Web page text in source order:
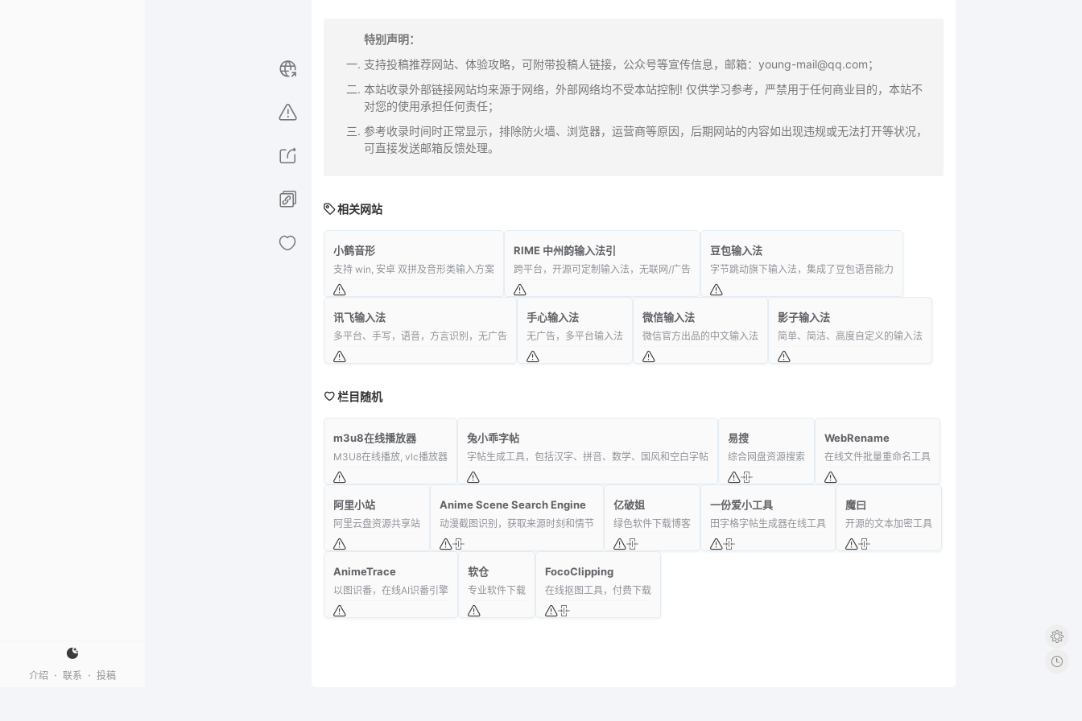
介绍 · 联系 · 投稿
特别声明：
支持投稿推荐网站、体验攻略，可附带投稿人链接，公众号等宣传信息，邮箱：young-mail@qq.com；
本站收录外部链接网站均来源于网络，外部网络均不受本站控制! 仅供学习参考，严禁用于任何商业目的，本站不
对您的使用承担任何责任；
参考收录时间时正常显示，排除防火墙、浏览器，运营商等原因，后期网站的内容如出现违规或无法打开等状况，
可直接发送邮箱反馈处理。
相关网站
小鹤音形
支持 win, 安卓 双拼及音形类输入方案
RIME 中州韵输入法引
跨平台，开源可定制输入法，无联网/广告
豆包输入法
字节跳动旗下输入法，集成了豆包语音能力
讯飞输入法
多平台、手写，语音，方言识别，无广告
手心输入法
无广告，多平台输入法
微信输入法
微信官方出品的中文输入法
影子输入法
简单、简洁、高度自定义的输入法
栏目随机
m3u8在线播放器
M3U8在线播放, vlc播放器
兔小乖字帖
字帖生成工具，包括汉字、拼音、数学、国风和空白字帖
易搜
综合网盘资源搜索
WebRename
在线文件批量重命名工具
阿里小站
阿里云盘资源共享站
Anime Scene Search Engine
动漫截图识别，获取来源时刻和情节
亿破姐
绿色软件下载博客
一份爱小工具
田字格字帖生成器在线工具
魔曰
开源的文本加密工具
AnimeTrace
以图识番，在线AI识番引擎
软仓
专业软件下载
FocoClipping
在线抠图工具，付费下载